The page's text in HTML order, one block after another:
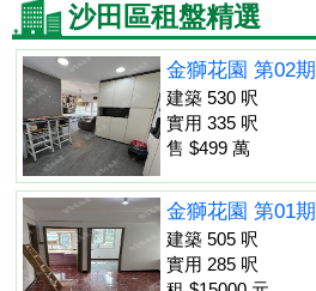
沙田區租盤精選
金獅花園 第02期
建築 530 呎
實用 335 呎
售 $499 萬
金獅花園 第01期
建築 505 呎
實用 285 呎